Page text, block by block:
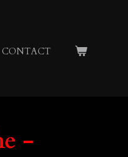
CONTACT
-